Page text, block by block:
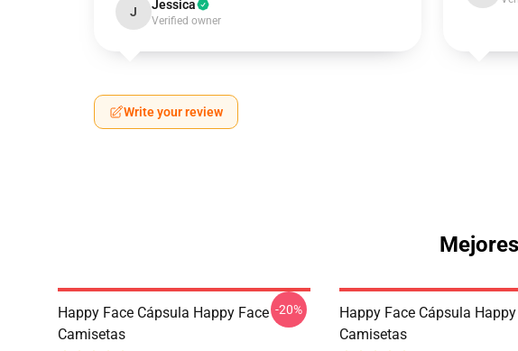
J Jessica
Verified owner
Write your review
Happy Face Cápsula Happy Face
Camisetas
-20%
Happy Face Cápsula
Camisetas